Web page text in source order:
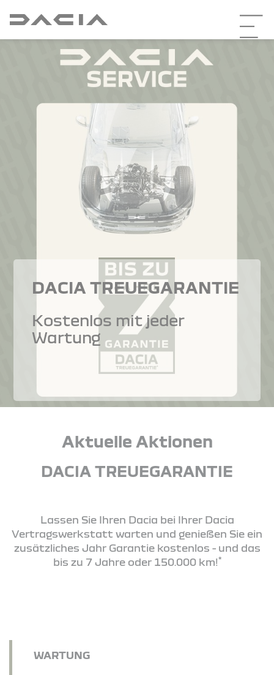
DACIA TREUEGARANTIE
Kostenlos mit jeder
Wartung
Aktuelle Aktionen
DACIA TREUEGARANTIE
Lassen Sie Ihren Dacia bei Ihrer Dacia
Vertragswerkstatt warten und genießen Sie ein
zusätzliches Jahr Garantie kostenlos - und das
bis zu 7 Jahre oder 150.000 km!*
WARTUNG